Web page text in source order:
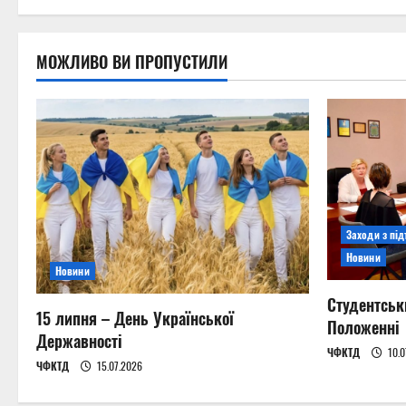
o
n
МОЖЛИВО ВИ ПРОПУСТИЛИ
Новини
15 липня – День Української
Державності
ЧФКТД 15.07.2026
Заходи з
Новини
Положенні
ЧФКТД